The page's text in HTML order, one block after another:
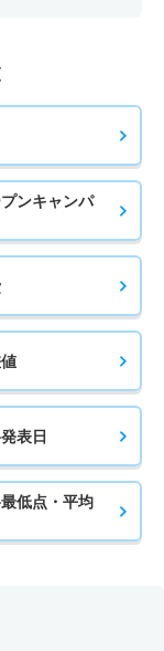
ンキャンパ
表日
低点・平均